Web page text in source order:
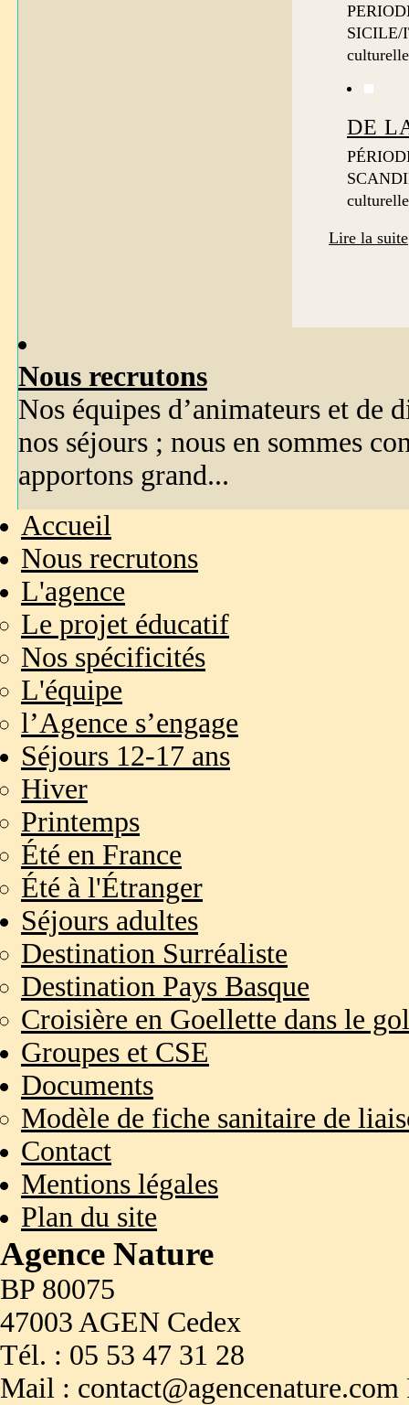
SICILE/
DE
Lire la suite
Nous recrutons
Nos équipes d’animateurs et de
nos séjours ; nous en sommes
apportons grand...
Accueil
Nous recrutons
L'agence
Le projet éducatif
Nos spécificités
L'équipe
l’Agence s’engage
Séjours 12-17 ans
Hiver
Printemps
Été en France
Été à l'Étranger
Séjours adultes
Destination Surréaliste
Destination Pays Basque
Croisière en Goellette dans le
Groupes et CSE
Documents
Modèle de fiche sanitaire de
Contact
Mentions légales
Plan du site
Agence Nature
BP 80075
47003 AGEN Cedex
Tél. : 05 53 47 31 28
Mail :